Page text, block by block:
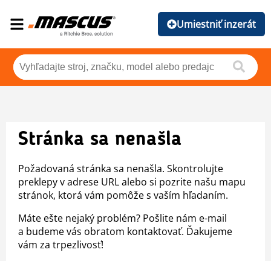
Umiestniť inzerát
Stránka sa nenašla
Požadovaná stránka sa nenašla. Skontrolujte
preklepy v adrese URL alebo si pozrite našu mapu
stránok, ktorá vám pomôže s vaším hľadaním.
Máte ešte nejaký problém? Pošlite nám e-mail
a budeme vás obratom kontaktovať. Ďakujeme
vám za trpezlivosť!